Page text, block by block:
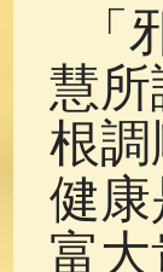
慧
根
健
富